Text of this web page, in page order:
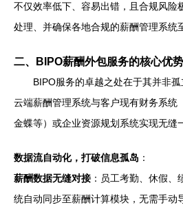
不仅效率低下、容易出错，且合规风险
处理、并确保各地合规的薪酬管理系统
二、BIPO薪酬外包服务的核心优
BIPO服务的卓越之处在于其并非
云端薪酬管理系统与客户现有财务系统
金蝶等）或企业资源规划系统实现无缝
数据流自动化，打破信息孤岛 ：
薪酬数据无缝对接 ：员工考勤、休假
统自动同步至薪酬计算模块，无需手动